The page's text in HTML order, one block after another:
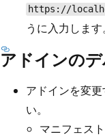
https://
うに入力します。
アドインの
アドインを変
い。
マニフェス